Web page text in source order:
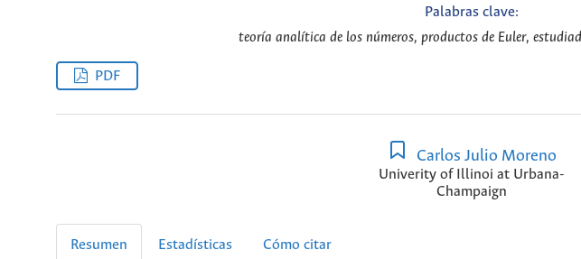
Palabras clave:
teoría analítica de los números, productos de Euler,
PDF
Carlos Julio Moreno
Univerity of Illinoi at Urbana-
Champaign
Resumen Estadísticas Cómo citar